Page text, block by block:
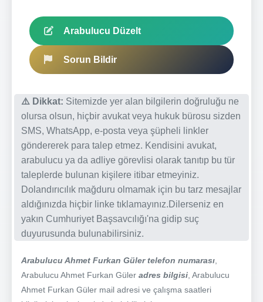
Arabulucu Düzelt
Sorun Bildir
⚠️ Dikkat: Sitemizde yer alan bilgilerin doğruluğu ne
olursa olsun, hiçbir avukat veya hukuk bürosu sizden
SMS, WhatsApp, e-posta veya şüpheli linkler
göndererek para talep etmez. Kendisini avukat,
arabulucu ya da adliye görevlisi olarak tanıtıp bu tür
taleplerde bulunan kişilere itibar etmeyiniz.
Dolandırıcılık mağduru olmamak için bu tarz mesajlar
aldığınızda hiçbir linke tıklamayınız.Dilerseniz en
yakın Cumhuriyet Başsavcılığı'na gidip suç
duyurusunda bulunabilirsiniz.
Arabulucu Ahmet Furkan Güler telefon numarası
Arabulucu Ahmet Furkan Güler adres bilgisi , Arabulucu
Ahmet Furkan Güler mail adresi ve çalışma saatleri